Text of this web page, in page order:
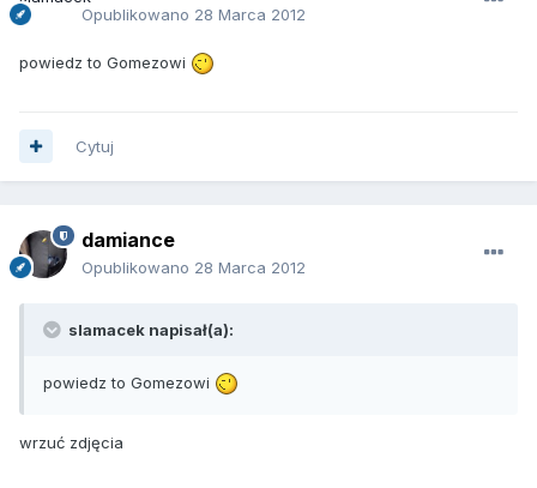
Opublikowano 28 Marca 2012
powiedz to Gomezowi
Cytuj
damiance
Opublikowano 28 Marca 2012
slamacek napisał(a):
powiedz to Gomezowi
wrzuć zdjęcia